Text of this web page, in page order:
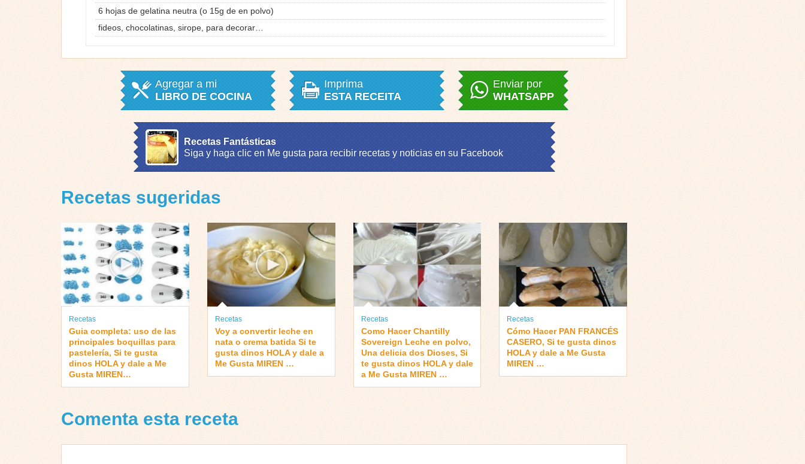
6 hojas de gelatina neutra (o 15g de en polvo)
fideos, chocolatinas, sirope, para decorar…
Agregar a mi
LIBRO DE COCINA
Imprima
ESTA RECEITA
Enviar por
WHATSAPP
Recetas Fantásticas
Siga y haga clic en Me gusta para recibir recetas y noticias en su Facebook
Recetas sugeridas
Recetas
Guia completa: uso de las
principales boquillas para
pastelería, Si te gusta
dinos HOLA y dale a Me
Gusta MIREN…
Recetas
Voy a convertir leche en
nata o crema batida Si te
gusta dinos HOLA y dale a
Me Gusta MIREN …
Recetas
Como Hacer Chantilly
Sovereign Leche en polvo,
Una delicia dos Dioses, Si
te gusta dinos HOLA y dale
a Me Gusta MIREN …
Recetas
Cómo Hacer PAN FRANCÉS
CASERO, Si te gusta dinos
HOLA y dale a Me Gusta
MIREN …
Comenta esta receta